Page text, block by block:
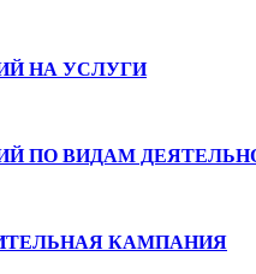
НА УСЛУГИ
ПО ВИДАМ
КАМПАНИЯ